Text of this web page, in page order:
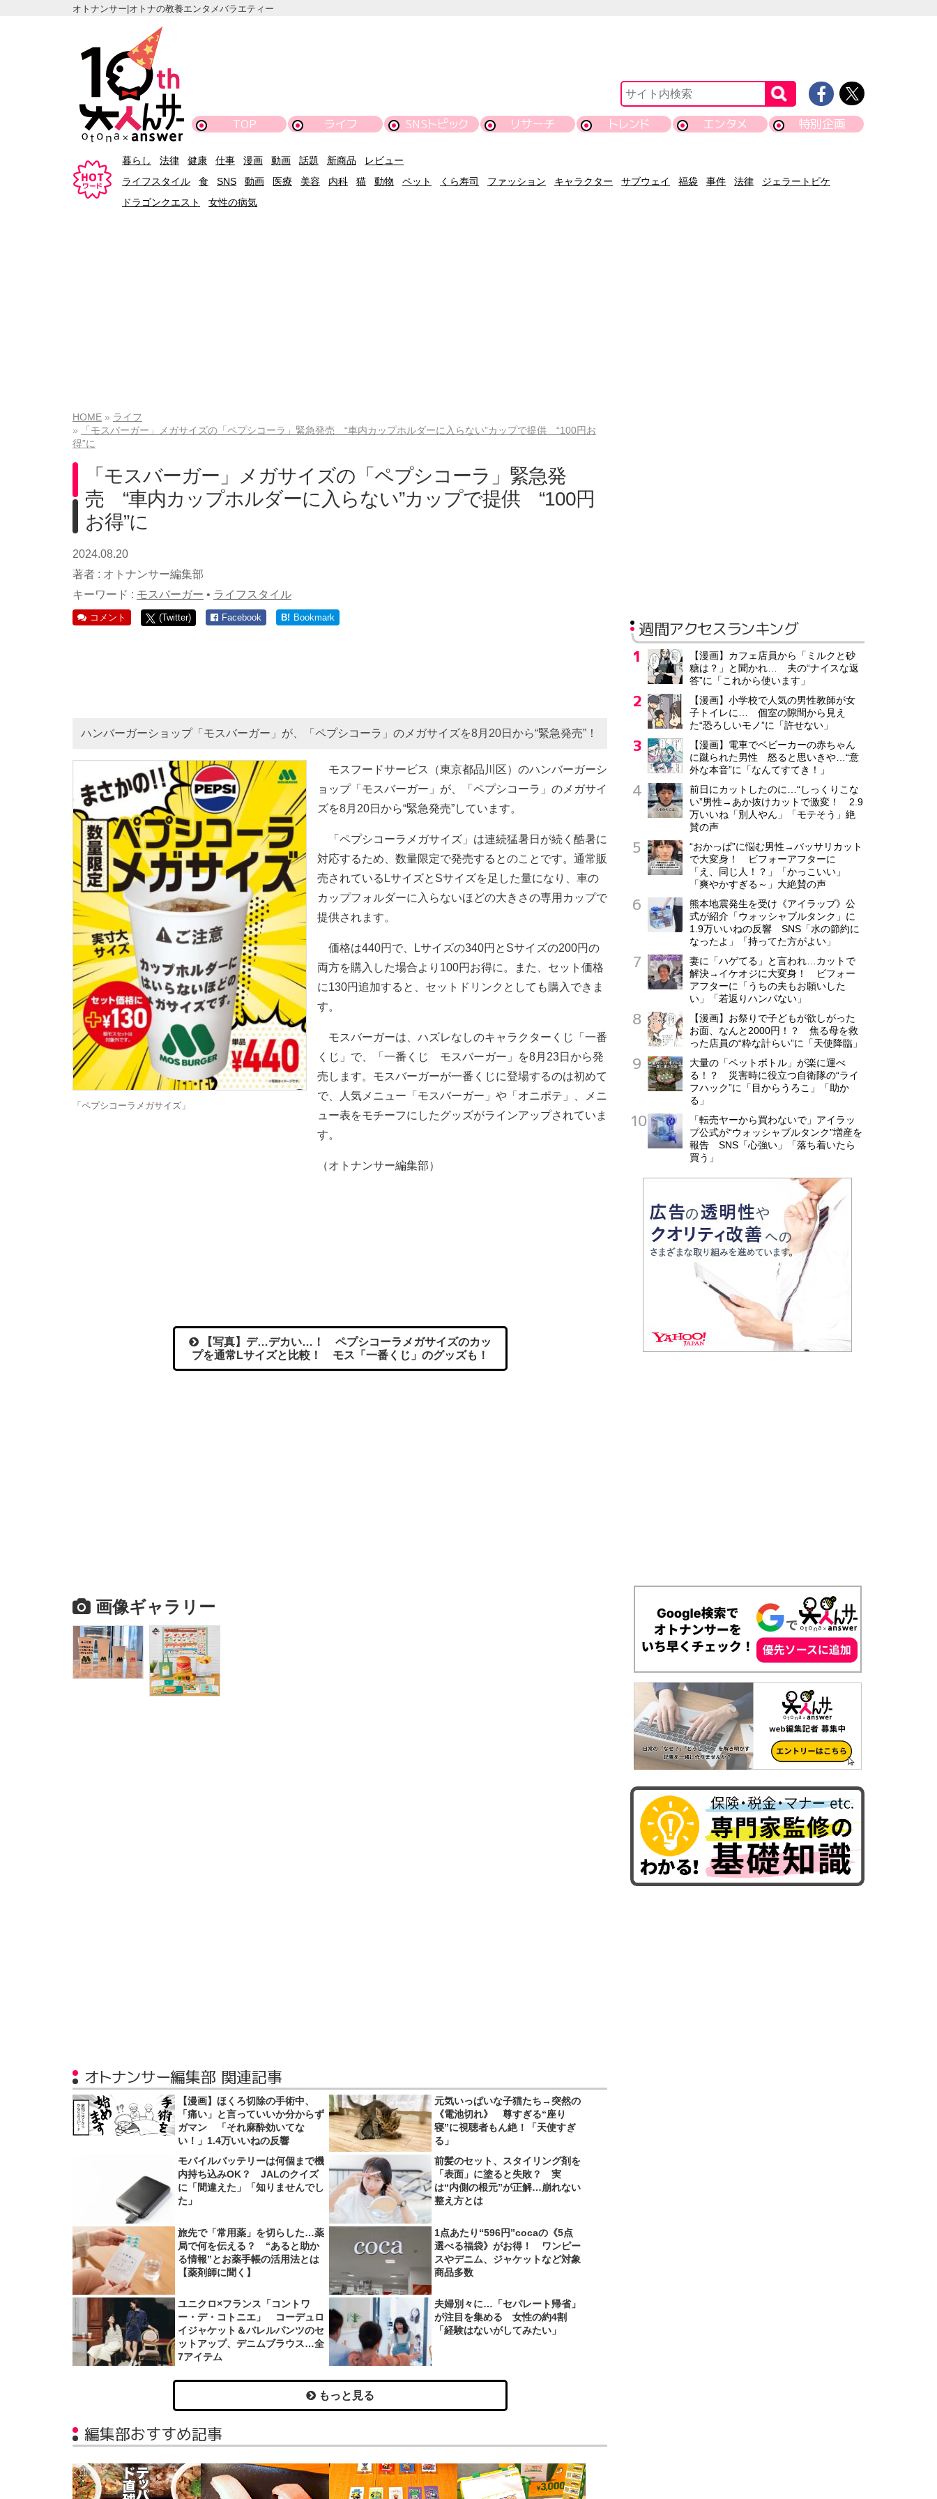
オトナンサー|オトナの教養エンタメバラエティー
TOP ライフ SNSトピック リサーチ トレンド エンタメ 特別企画
暮らし 法律 健康 仕事 漫画 動画 話題 新商品
レビュー
ライフスタイル
食 SNS 動画 医療 美容 内科 猫 動物 ペット くら寿司 ファッション キャラクター サブウェイ 福袋 事件 法律
ジェラートピケ
ドラゴンクエスト
女性の病気
HOME
ライフ
「モスバーガー」メガサイズの「ペプシコーラ」緊急発売 “車内カップホルダーに入らない”カップで提供 “100円お
得”に
「モスバーガー」メガサイズの「ペプシコーラ」緊急発
売 “車内カップホルダーに入らない”カップで提供 “100円
お得”に
2024.08.20
著者 : オトナンサー編集部
キーワード : モスバーガー • ライフスタイル
コメント (Twitter) Facebook B! Bookmark
ハンバーガーショップ「モスバーガー」が、「ペプシコーラ」のメガサイズを8月20日から“緊急発売”！
「ペプシコーラメガサイズ」
モスフードサービス（東京都品川区）のハンバーガーシ
ョップ「モスバーガー」が、「ペプシコーラ」のメガサイ
ズを8月20日から“緊急発売”しています。
「ペプシコーラメガサイズ」は連続猛暑日が続く酷暑に
対応するため、数量限定で発売するとのことです。通常販
売されているLサイズとSサイズを足した量になり、車の
カップフォルダーに入らないほどの大きさの専用カップで
提供されます。
価格は440円で、Lサイズの340円とSサイズの200円の
両方を購入した場合より100円お得に。また、セット価格
に130円追加すると、セットドリンクとしても購入できま
す。
モスバーガーは、ハズレなしのキャラクターくじ「一番
くじ」で、「一番くじ モスバーガー」を8月23日から発
売します。モスバーガーが一番くじに登場するのは初めて
で、人気メニュー「モスバーガー」や「オニポテ」、メニ
ュー表をモチーフにしたグッズがラインアップされていま
す。
（オトナンサー編集部）
【写真】デ…デカい…！ ペプシコーラメガサイズのカッ
プを通常Lサイズと比較！ モス「一番くじ」のグッズも！
画像ギャラリー
オトナンサー編集部 関連記事
【漫画】ほくろ切除の手術中、
「痛い」と言っていいか分からず
ガマン 「それ麻酔効いてな
い！」1.4万いいねの反響
元気いっぱいな子猫たち→突然の
《電池切れ》 尊すぎる“座り
寝”に視聴者もん絶！「天使すぎ
る」
モバイルバッテリーは何個まで機
内持ち込みOK？ JALのクイズ
に「間違えた」「知りませんでし
た」
前髪のセット、スタイリング剤を
「表面」に塗ると失敗？ 実
は“内側の根元”が正解…崩れない
整え方とは
旅先で「常用薬」を切らした…薬
局で何を伝える？ “あると助か
る情報”とお薬手帳の活用法とは
【薬剤師に聞く】
1点あたり“596円”cocaの《5点
選べる福袋》がお得！ ワンピー
スやデニム、ジャケットなど対象
商品多数
ユニクロ×フランス「コントワ
ー・デ・コトニエ」 コーデュロ
イジャケット＆バレルパンツのセ
ットアップ、デニムブラウス…全
7アイテム
夫婦別々に…「セパレート帰省」
が注目を集める 女性の約4割
「経験はないがしてみたい」
もっと見る
編集部おすすめ記事
週間アクセスランキング
【漫画】カフェ店員から「ミルクと砂
糖は？」と聞かれ… 夫の“ナイスな返
答”に「これから使います」
【漫画】小学校で人気の男性教師が女
子トイレに… 個室の隙間から見え
た“恐ろしいモノ”に「許せない」
【漫画】電車でベビーカーの赤ちゃん
に蹴られた男性 怒ると思いきや…“意
外な本音”に「なんてすてき！」
前日にカットしたのに…“しっくりこな
い”男性→あか抜けカットで激変！ 2.9
万いいね「別人やん」「モテそう」絶
賛の声
“おかっぱ”に悩む男性→バッサリカット
で大変身！ ビフォーアフターに
「え、同じ人！？」「かっこいい」
「爽やかすぎる～」大絶賛の声
熊本地震発生を受け《アイラップ》公
式が紹介「ウォッシャブルタンク」に
1.9万いいねの反響 SNS「水の節約に
なったよ」「持ってた方がよい」
妻に「ハゲてる」と言われ…カットで
解決→イケオジに大変身！ ビフォー
アフターに「うちの夫もお願いした
い」「若返りハンパない」
【漫画】お祭りで子どもが欲しがった
お面、なんと2000円！？ 焦る母を救
った店員の“粋な計らい”に「天使降臨」
大量の「ペットボトル」が楽に運べ
る！？ 災害時に役立つ自衛隊の“ライ
フハック”に「目からうろこ」「助か
る」
「転売ヤーから買わないで」アイラッ
プ公式が“ウォッシャブルタンク”増産を
報告 SNS「心強い」「落ち着いたら
買う」